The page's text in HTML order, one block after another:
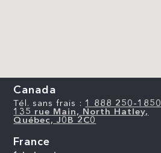
Canada
Tél. sans frais : 1 888 250-1850
135 rue Main, North Hatley,
Québec, J0B 2C0
France